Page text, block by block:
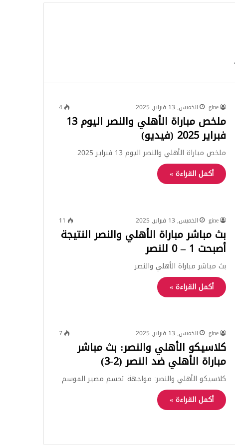
gine الخميس, 13 فبراير, 2025 4
ملخص مباراة الأهلي والنصر اليوم 13
فبراير 2025 (فيديو)
ملخص مباراة الأهلي والنصر اليوم 13 فبراير 2025
أكمل القراءة »
gine الخميس, 13 فبراير, 2025 11
بث مباشر مباراة الأهلي والنصر النتيجة
أصبحت 1 – 0 للنصر
بث مباشر مباراة الأهلي والنصر
أكمل القراءة »
gine الخميس, 13 فبراير, 2025 7
كلاسيكو الأهلي والنصر: بث مباشر
مباراة الأهلي ضد النصر (2-3)
كلاسيكو الأهلي والنصر: مواجهة تحسم مصير الموسم
أكمل القراءة »